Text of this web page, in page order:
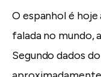
O espanhol é hoje
falada no mundo,
Segundo dados